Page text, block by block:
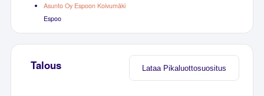
Asunto Oy Espoon Koivumäki
Espoo
Lataa Pikaluottosuositus
Talous